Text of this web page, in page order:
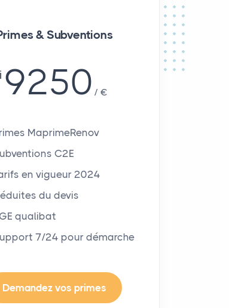
& Subventions
9250 €
MaprimeRenov
C2E
en vigueur 2024
du devis
qualibat
7/24 pour démarche
Demandez vos primes